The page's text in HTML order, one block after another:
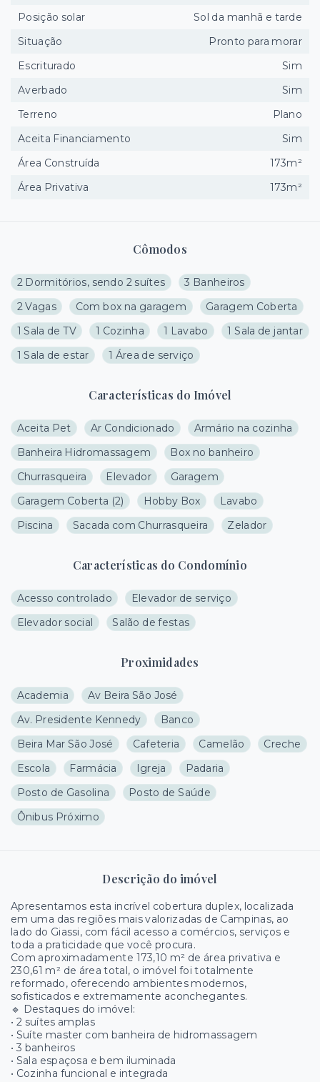
Cômodos
2 Dormitórios, sendo 2 suítes
3 Banheiros
2 Vagas
Com box na garagem
Garagem Coberta
1 Sala de TV
1 Cozinha 1 Lavabo
1 Sala de jantar
1 Sala de estar
1 Área de serviço
Características do Imóvel
Aceita Pet Ar Condicionado
Armário na cozinha
Banheira Hidromassagem
Box no banheiro
Churrasqueira
Elevador
Garagem
Garagem Coberta (2) Hobby Box
Lavabo
Piscina
Sacada com Churrasqueira Zelador
Características do Condomínio
Acesso controlado
Elevador de serviço
Elevador social
Salão de festas
Proximidades
Academia
Av Beira São José
Av. Presidente Kennedy
Banco
Beira Mar São José
Cafeteria Camelão
Creche
Escola
Farmácia Igreja
Padaria
Posto de Gasolina
Posto de Saúde
Ônibus Próximo
Descrição do imóvel
Apresentamos esta incrível cobertura duplex, localizada
em uma das regiões mais valorizadas de Campinas, ao
lado do Giassi, com fácil acesso a comércios, serviços e
toda a praticidade que você procura.
Com aproximadamente 173,10 m² de área privativa e
230,61 m² de área total, o imóvel foi totalmente
reformado, oferecendo ambientes modernos,
sofisticados e extremamente aconchegantes.
🔹 Destaques do imóvel:
• 2 suítes amplas
• Suíte master com banheira de hidromassagem
• 3 banheiros
• Sala espaçosa e bem iluminada
• Cozinha funcional e integrada
Posição solar
Sol da manhã e tarde
Situação
Pronto para morar
Escriturado
Sim
Averbado
Sim
Terreno
Plano
Aceita Financiamento
Sim
Área Construída
173m²
Área Privativa
173m²